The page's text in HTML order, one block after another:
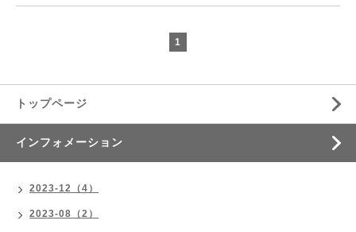
1
トップページ
インフォメーション
2023-12（4）
2023-08（2）